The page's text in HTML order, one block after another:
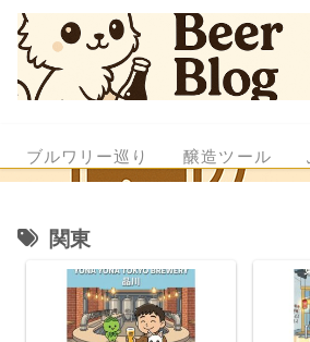
ブルワリー巡り 醸造ツール
関東